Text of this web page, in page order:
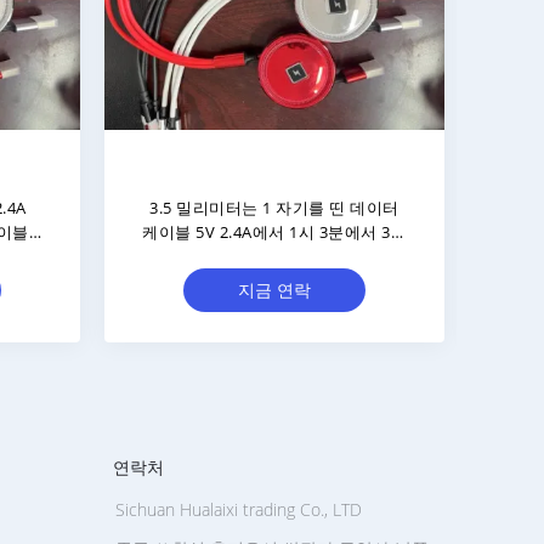
이
다
넓은 장치 호환성 3 In 1 데이터 케이
블 3 In 1 데이터 전송 케이블 5V
지금 연락
연락처
Sichuan Hualaixi trading Co., LTD